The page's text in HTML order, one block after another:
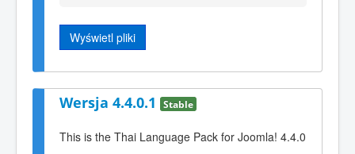
Wyświetl pliki
Wersja 4.4.0.1 Stable
This is the Thai Language Pack for Joomla! 4.4.0